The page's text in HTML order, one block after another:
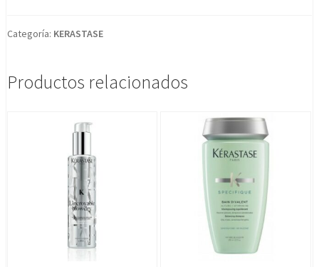
Categoría: KERASTASE
Productos relacionados